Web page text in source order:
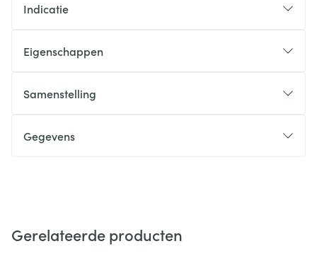
Indicatie
Eigenschappen
Samenstelling
Gegevens
Gerelateerde producten